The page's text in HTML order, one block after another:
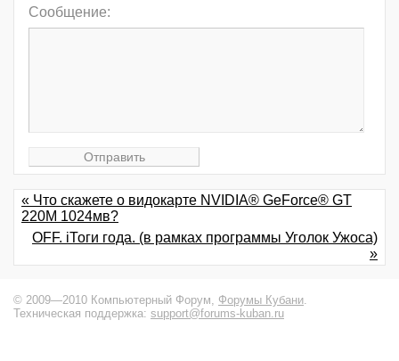
Сообщение:
« Что скажете о видокарте NVIDIA® GeForce® GT
220M 1024мв?
OFF. iТоги года. (в рамках программы Уголок Ужоса)
»
© 2009—2010 Компьютерный Форум, Форумы Кубани.
Техническая поддержка: support@forums-kuban.ru